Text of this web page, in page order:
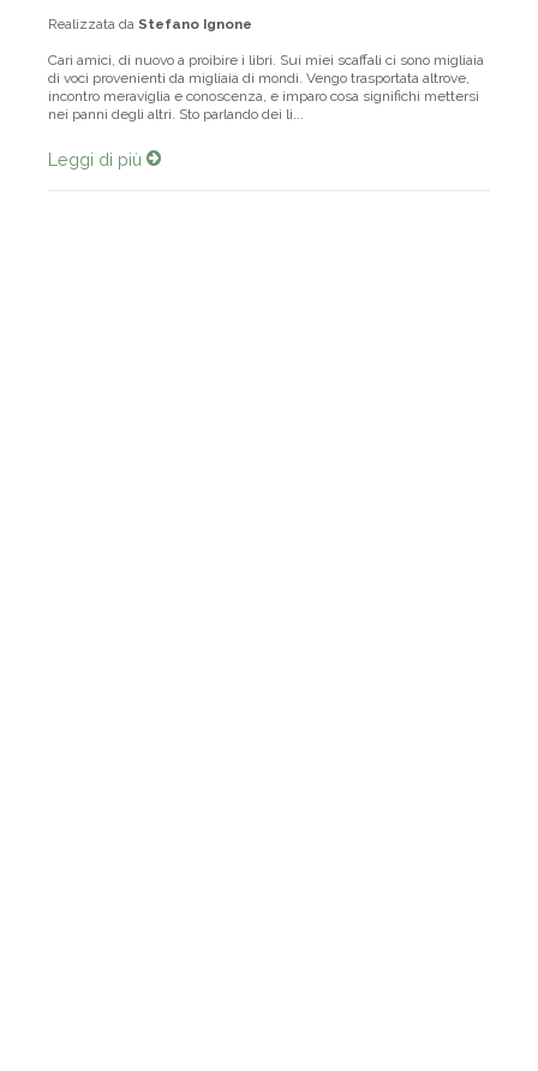
Realizzata da Stefano Ignone
Cari amici, di nuovo a proibire i libri. Sui miei scaffali ci sono migliaia
di voci provenienti da migliaia di mondi. Vengo trasportata altrove,
incontro meraviglia e conoscenza, e imparo cosa significhi mettersi
nei panni degli altri. Sto parlando dei li...
Leggi di più